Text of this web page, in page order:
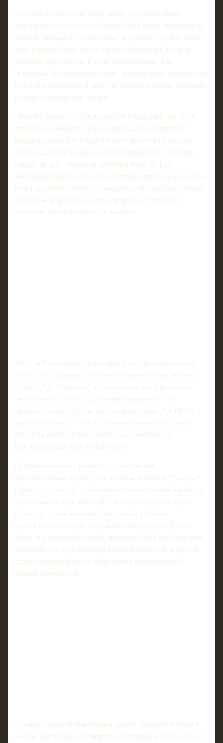
История турнира уже знает своих доминирующих
участников. По два раза Суперкубок России завоевывали
женские команды "Локомотива" и "Зенита". ЦСКА также
успел вписать свое имя в список обладателей трофея,
одержав одну победу в этом соревновании. Для
"Спартака" же нынешний матч - первый шанс поднять над
головой Суперкубок и сразу же заявить о новых амбициях
в статусе чемпионок страны.
"Лукойл Арена" станет идеальной площадкой для столь
статусного события. Домашний стадион "Спартака"
придаст дополнительную интригу: формально красно-
белые окажутся в немного более привычных условиях,
однако ЦСКА - опытный кубковый боец, не раз
доказывавший, что способен успешно играть и на выезде,
и под давлением трибун. Ожидается, что встреча соберет
солидную аудиторию, а атмосфера будет близка к
мужским дерби по накалу и эмоциям.
Матч за Суперкубок традиционно воспринимается как
своего рода проверка готовности перед новым этапом
сезона. Для "Спартака" это возможность подтвердить
чемпионский статус и продемонстрировать, что
прошлогодний успех не был случайностью. Для ЦСКА -
шанс напомнить, что в играх на выбывание и в одном
отдельно взятом финале клуб умеет добиваться
результата даже против фаворитов.
Особое внимание привлечет и тактическое
противостояние тренерских штабов. Чемпион "Спартак"
строит игру вокруг уверенной комбинационной модели и
агрессивного прессинга. ЦСКА, как обладатель Кубка,
славится организованной обороной и умением
использовать ошибки соперника в переходных фазах.
Матч за Суперкубок может превратиться в классический
сценарий, где одна команда контролирует мяч, а другая
старается максимально эффективно распоряжаться
своими моментами.
Не менее важен и имиджевый аспект. Женский футбол в
России постепенно расширяет аудиторию и получает все